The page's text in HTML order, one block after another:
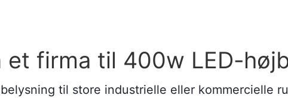
firma til 400w LED-
til store industrielle eller kommercielle